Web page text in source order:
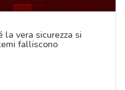
la vera sicurezza si
falliscono